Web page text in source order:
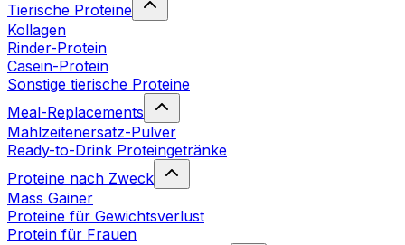
Tierische Proteine
Kollagen
Rinder-Protein
Casein-Protein
Sonstige tierische Proteine
Meal-Replacements
Mahlzeitenersatz-Pulver
Ready-to-Drink Proteingetränke
Proteine nach Zweck
Mass Gainer
Proteine für Gewichtsverlust
Protein für Frauen